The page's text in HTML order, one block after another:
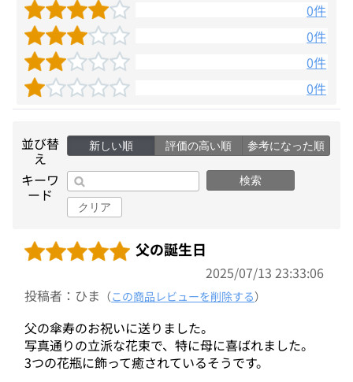
0件
0件
0件
0件
並び替
え
新しい順 評価の高い順 参考になった順
キーワ
ード
検索
クリア
父の誕生日
2025/07/13 23:33:06
投稿者：ひま （この商品レビューを削除する）
父の傘寿のお祝いに送りました。
写真通りの立派な花束で、特に母に喜ばれました。
3つの花瓶に飾って癒されているそうです。